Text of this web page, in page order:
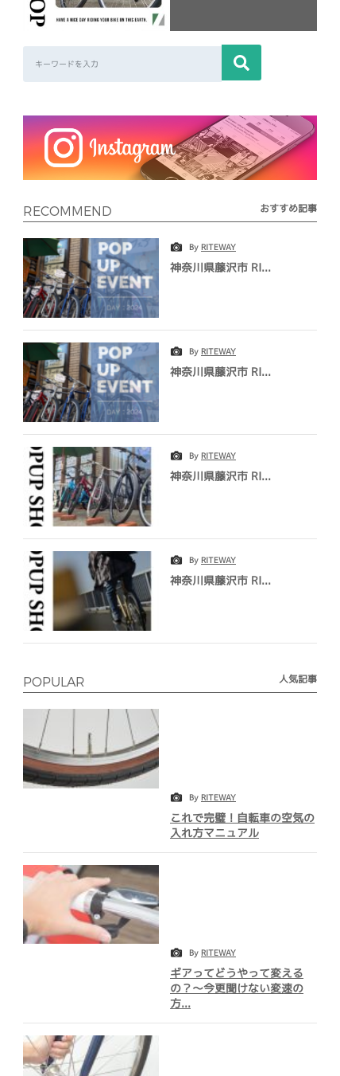
RECOMMEND おすすめ記事
By RITEWAY
神奈川県藤沢市 RI...
By RITEWAY
神奈川県藤沢市 RI...
By RITEWAY
神奈川県藤沢市 RI...
By RITEWAY
神奈川県藤沢市 RI...
POPULAR 人気記事
By RITEWAY
これで完璧！自転車の空気の
入れ方マニュアル
By RITEWAY
ギアってどうやって変える
の？～今更聞けない変速の
方...